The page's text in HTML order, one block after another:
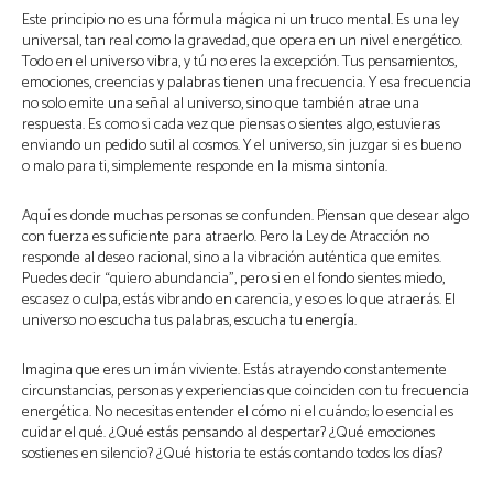
Este principio no es una fórmula mágica ni un truco mental. Es una ley
universal, tan real como la gravedad, que opera en un nivel energético.
Todo en el universo vibra, y tú no eres la excepción. Tus pensamientos,
emociones, creencias y palabras tienen una frecuencia. Y esa frecuencia
no solo emite una señal al universo, sino que también atrae una
respuesta. Es como si cada vez que piensas o sientes algo, estuvieras
enviando un pedido sutil al cosmos. Y el universo, sin juzgar si es bueno
o malo para ti, simplemente responde en la misma sintonía.
Aquí es donde muchas personas se confunden. Piensan que desear algo
con fuerza es suficiente para atraerlo. Pero la Ley de Atracción no
responde al deseo racional, sino a la vibración auténtica que emites.
Puedes decir “quiero abundancia”, pero si en el fondo sientes miedo,
escasez o culpa, estás vibrando en carencia, y eso es lo que atraerás. El
universo no escucha tus palabras, escucha tu energía.
Imagina que eres un imán viviente. Estás atrayendo constantemente
circunstancias, personas y experiencias que coinciden con tu frecuencia
energética. No necesitas entender el cómo ni el cuándo; lo esencial es
cuidar el qué. ¿Qué estás pensando al despertar? ¿Qué emociones
sostienes en silencio? ¿Qué historia te estás contando todos los días?